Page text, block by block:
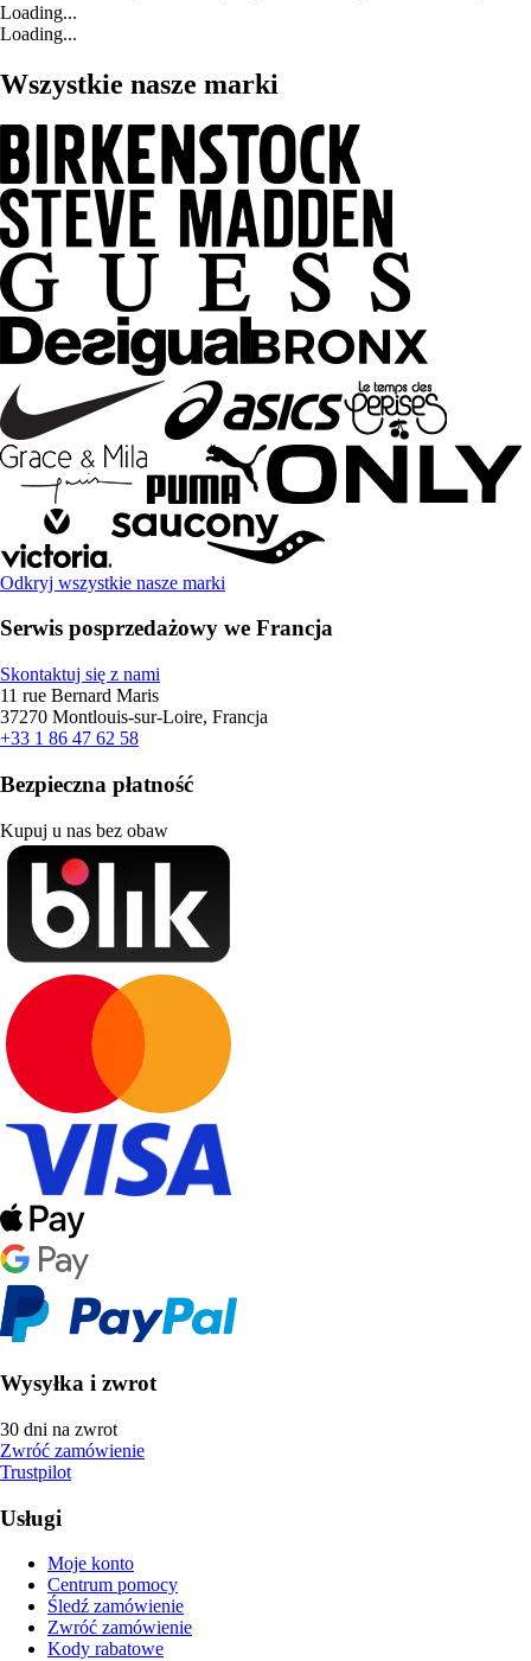
Loading...
Loading...
Wszystkie nasze marki
Odkryj wszystkie nasze marki
Serwis posprzedażowy we Francja
Skontaktuj się z nami
11 rue Bernard Maris
37270 Montlouis-sur-Loire, Francja
+33 1 86 47 62 58
Bezpieczna płatność
Kupuj u nas bez obaw
Wysyłka i zwrot
30 dni na zwrot
Zwróć zamówienie
Trustpilot
Usługi
Moje konto
Centrum pomocy
Śledź zamówienie
Zwróć zamówienie
Kody rabatowe